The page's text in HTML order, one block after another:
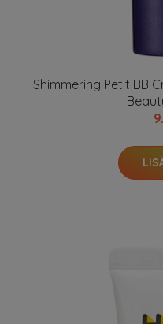
Shimmering Petit BB